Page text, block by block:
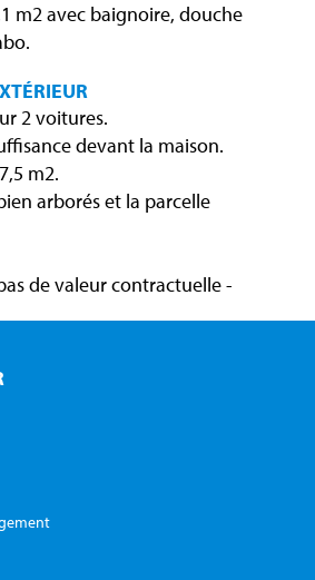
m2 avec baignoire, douche
2 voitures.
devant la maison.
m2.
arborés et la parcelle
de valeur contractuelle -